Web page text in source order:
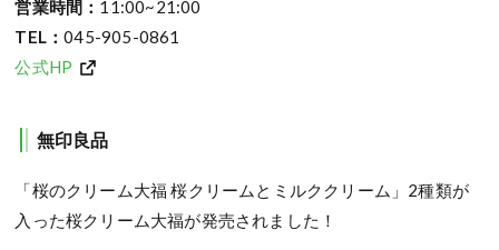
営業時間： 11:00~21:00
TEL：045-905-0861
公式HP
無印良品
「桜のクリーム大福 桜クリームとミルククリーム」2種類が
入った桜クリーム大福が発売されました！